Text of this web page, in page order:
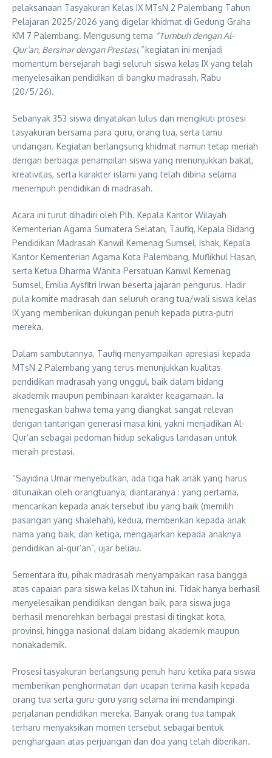
pelaksanaan Tasyakuran Kelas IX MTsN 2 Palembang Tahun
Pelajaran 2025/2026 yang digelar khidmat di Gedung Graha
KM 7 Palembang. Mengusung tema “Tumbuh dengan Al-
Qur’an, Bersinar dengan Prestasi,”kegiatan ini menjadi
momentum bersejarah bagi seluruh siswa kelas IX yang telah
menyelesaikan pendidikan di bangku madrasah, Rabu
(20/5/26).
Sebanyak 353 siswa dinyatakan lulus dan mengikuti prosesi
tasyakuran bersama para guru, orang tua, serta tamu
undangan. Kegiatan berlangsung khidmat namun tetap meriah
dengan berbagai penampilan siswa yang menunjukkan bakat,
kreativitas, serta karakter islami yang telah dibina selama
menempuh pendidikan di madrasah.
Acara ini turut dihadiri oleh Plh. Kepala Kantor Wilayah
Kementerian Agama Sumatera Selatan, Taufiq, Kepala Bidang
Pendidikan Madrasah Kanwil Kemenag Sumsel, Ishak, Kepala
Kantor Kementerian Agama Kota Palembang, Muflikhul Hasan,
serta Ketua Dharma Wanita Persatuan Kanwil Kemenag
Sumsel, Emilia Aysfitri Irwan beserta jajaran pengurus. Hadir
pula komite madrasah dan seluruh orang tua/wali siswa kelas
IX yang memberikan dukungan penuh kepada putra-putri
mereka.
Dalam sambutannya, Taufiq menyampaikan apresiasi kepada
MTsN 2 Palembang yang terus menunjukkan kualitas
pendidikan madrasah yang unggul, baik dalam bidang
akademik maupun pembinaan karakter keagamaan. Ia
menegaskan bahwa tema yang diangkat sangat relevan
dengan tantangan generasi masa kini, yakni menjadikan Al-
Qur’an sebagai pedoman hidup sekaligus landasan untuk
meraih prestasi.
“Sayidina Umar menyebutkan, ada tiga hak anak yang harus
ditunaikan oleh orangtuanya, diantaranya : yang pertama,
mencarikan kepada anak tersebut ibu yang baik (memilih
pasangan yang shalehah), kedua, memberikan kepada anak
nama yang baik, dan ketiga, mengajarkan kepada anaknya
pendidikan al-qur’an”, ujar beliau.
Sementara itu, pihak madrasah menyampaikan rasa bangga
atas capaian para siswa kelas IX tahun ini. Tidak hanya berhasil
menyelesaikan pendidikan dengan baik, para siswa juga
berhasil menorehkan berbagai prestasi di tingkat kota,
provinsi, hingga nasional dalam bidang akademik maupun
nonakademik.
Prosesi tasyakuran berlangsung penuh haru ketika para siswa
memberikan penghormatan dan ucapan terima kasih kepada
orang tua serta guru-guru yang selama ini mendampingi
perjalanan pendidikan mereka. Banyak orang tua tampak
terharu menyaksikan momen tersebut sebagai bentuk
penghargaan atas perjuangan dan doa yang telah diberikan.